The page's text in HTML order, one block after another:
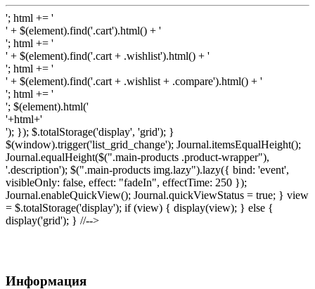
'; html += '
' + $(element).find('.cart').html() + '
'; html += '
' + $(element).find('.cart + .wishlist').html() + '
'; html += '
' + $(element).find('.cart + .wishlist + .compare').html() + '
'; html += '
'; $(element).html('
'+html+'
'); }); $.totalStorage('display', 'grid'); }
$(window).trigger('list_grid_change'); Journal.itemsEqualHeight();
Journal.equalHeight($(".main-products .product-wrapper"),
'.description'); $(".main-products img.lazy").lazy({ bind: 'event',
visibleOnly: false, effect: "fadeIn", effectTime: 250 });
Journal.enableQuickView(); Journal.quickViewStatus = true; } view
= $.totalStorage('display'); if (view) { display(view); } else {
display('grid'); } //-->
Информация